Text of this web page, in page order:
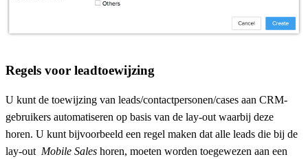
Regels voor leadtoewijzing
U kunt de toewijzing van leads/contactpersonen/cases aan CRM-
gebruikers automatiseren op basis van de lay-out waarbij deze
horen. U kunt bijvoorbeeld een regel maken dat alle leads die bij de
lay-out Mobile Sales horen, moeten worden toegewezen aan een